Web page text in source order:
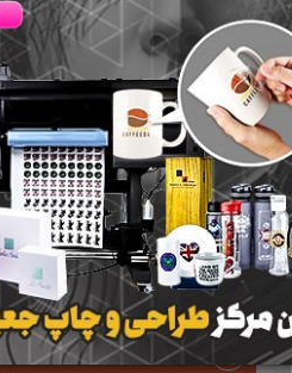
نتایج جستجو برای
گروه ها
املاک
صنعتی
پزشکی و سلامت
وسایل نقلیه